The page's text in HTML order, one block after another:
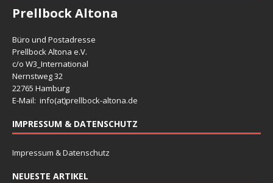
Prellbock Altona
Büro und Postadresse
Prellbock Altona e.V.
c/o W3_International
Nernstweg 32
22765 Hamburg
E-Mail: info(at)prellbock-altona.de
IMPRESSUM & DATENSCHUTZ
Impressum & Datenschutz
NEUESTE ARTIKEL